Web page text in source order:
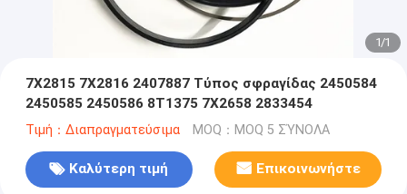
1/1
7X2815 7X2816 2407887 Τύπος σφραγίδας 2450584
2450585 2450586 8T1375 7X2658 2833454
Τιμή：Διαπραγματεύσιμα MOQ：MOQ 5 ΣΎΝΟΛΑ
Καλύτερη τιμή Επικοινωνήστε